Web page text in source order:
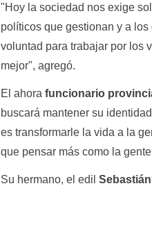
"Hoy la sociedad nos exige
políticos que gestionan y a
voluntad para trabajar por los
mejor", agregó.
El ahorafuncionario
buscará mantener su
es transformarle la vida a la
que pensar más como la
Su hermano, el edil